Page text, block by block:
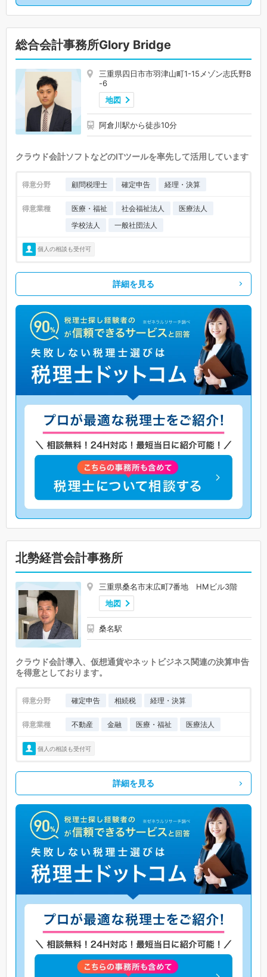
総合会計事務所Glory Bridge
三重県四日市市羽津山町1-15メゾン志氏野B
-6
地図
阿倉川駅から徒歩10分
クラウド会計ソフトなどのITツールを率先して活用しています
得意分野 顧問税理士 確定申告 経理・決算
得意業種 医療・福祉 社会福祉法人
医療法人
学校法人
一般社団法人
個人の相談も受付可
詳細を見る
北勢経営会計事務所
三重県桑名市末広町7番地 HMビル3階
地図
桑名駅
クラウド会計導入、仮想通貨やネットビジネス関連の決算申告
を得意としております。
得意分野 確定申告 相続税 経理・決算
得意業種 不動産 金融 医療・福祉 医療法人
個人の相談も受付可
詳細を見る